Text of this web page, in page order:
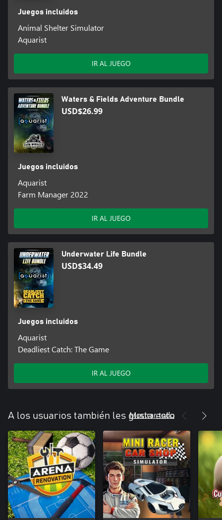
Juegos incluidos
Animal Shelter Simulator
Aquarist
IR AL JUEGO
Waters & Fields Adventure Bundle
USD$26.99
Juegos incluidos
Aquarist
Farm Manager 2022
IR AL JUEGO
Underwater Life Bundle
USD$34.49
Juegos incluidos
Aquarist
Deadliest Catch: The Game
IR AL JUEGO
A los usuarios también les gusta esto
Mostrar todo